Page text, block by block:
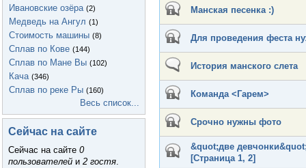
Ивановские озёра (2)
Медведь на Ангул (1)
Стоимость машины (8)
Сплав по Кове (144)
Сплав по Мане Вы (102)
Кача (346)
Сплав по реке Ры (160)
Весь список...
Сейчас на сайте
Сейчас на сайте 0
пользователей и 2 гостя.
Манская песенка :)
Для проведения феста
История манского слета
Команда <Гарем>
Срочно нужны фото
&quot;две
[Страница 1, 2]